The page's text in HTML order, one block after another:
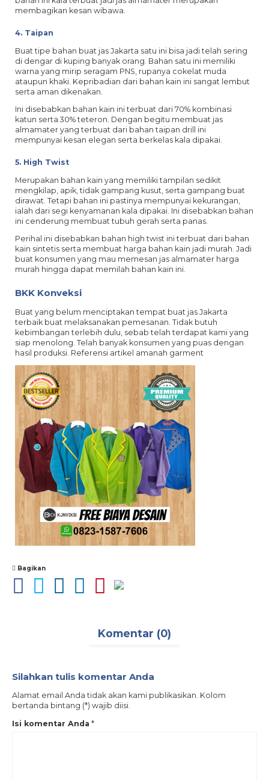
membagikan kesan wibawa.
4. Taipan
Buat tipe bahan buat jas Jakarta satu ini bisa jadi telah sering
di dengar di kuping banyak orang. Bahan satu ini memiliki
warna yang mirip seragam PNS, rupanya cokelat muda
ataupun khaki. Kepribadian dari bahan kain ini sangat lembut
serta aman dikenakan.
Ini disebabkan bahan kain ini terbuat dari 70% kombinasi
katun serta 30% teteron. Dengan begitu membuat jas
almamater yang terbuat dari bahan taipan drill ini
mempunyai kesan elegan serta berkelas kala dipakai.
5. High Twist
Merupakan bahan kain yang memiliki tampilan sedikit
mengkilap, apik, tidak gampang kusut, serta gampang buat
dirawat. Tetapi bahan ini pastinya mempunyai kekurangan,
ialah dari segi kenyamanan kala dipakai. Ini disebabkan bahan
ini cenderung membuat tubuh gerah serta panas.
Perihal ini disebabkan bahan high twist ini terbuat dari bahan
kain sintetis serta membuat harga bahan kain jadi murah. Jadi
buat konsumen yang mau memesan jas almamater harga
murah hingga dapat memilah bahan kain ini.
BKK Konveksi
Buat yang belum menciptakan tempat buat jas Jakarta
terbaik buat melaksanakan pemesanan. Tidak butuh
kebimbangan terlebih dulu, sebab telah terdapat kami yang
siap menolong. Telah banyak konsumen yang puas dengan
hasil produksi. Referensi artikel amanah garment
Bagikan
Komentar (0)
Silahkan tulis komentar Anda
Alamat email Anda tidak akan kami publikasikan. Kolom
bertanda bintang (*) wajib diisi.
Isi komentar Anda *